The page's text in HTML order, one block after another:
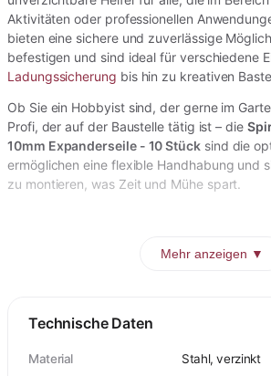
Aktivitäten oder professionellen
bieten eine sichere und zuverlässige
befestigen und sind ideal für verschiedene
Ladungssicherung bis hin zu kreativen
Ob Sie ein Hobbyist sind, der gerne im
Profi, der auf der Baustelle tätig ist – die
10mm Expanderseile - 10 Stücksind die
ermöglichen eine flexible Handhabung und
zu montieren, was Zeit und Mühe spart.
Mehr anzeigen ▼
Technische Daten
Material Stahl, verzinkt